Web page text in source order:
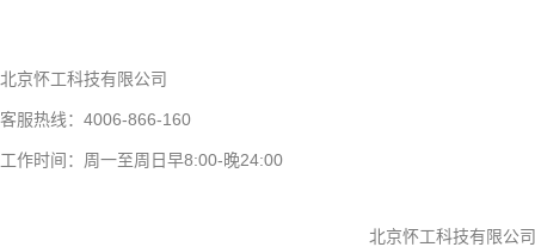
北京怀工科技有限公司
客服热线：4006-866-160
工作时间：周一至周日早8:00-晚24:00
北京怀工科技有限公